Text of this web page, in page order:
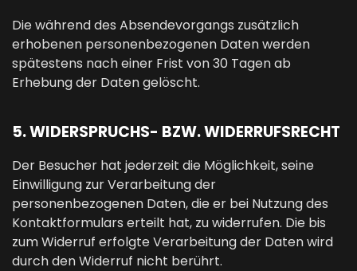
Die während des Absendevorgangs zusätzlich
erhobenen personenbezogenen Daten werden
spätestens nach einer Frist von 30 Tagen ab
Erhebung der Daten gelöscht.
5. WIDERSPRUCHS- BZW. WIDERRUFSRECHT
Der Besucher hat jederzeit die Möglichkeit, seine
Einwilligung zur Verarbeitung der
personenbezogenen Daten, die er bei Nutzung des
Kontaktformulars erteilt hat, zu widerrufen. Die bis
zum Widerruf erfolgte Verarbeitung der Daten wird
durch den Widerruf nicht berührt.